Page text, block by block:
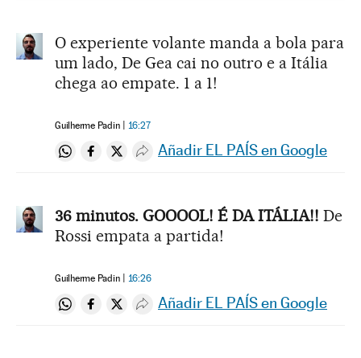
O experiente volante manda a bola para
um lado, De Gea cai no outro e a Itália
chega ao empate. 1 a 1!
Guilherme Padin 16:27
Compartir en Whatsapp
Compartir en Facebook
Compartir en Twitter
Desplegar Redes Sociales
Añadir EL PAÍS en Google
36 minutos. GOOOOL! É DA ITÁLIA!! De
Rossi empata a partida!
Guilherme Padin 16:26
Compartir en Whatsapp
Compartir en Facebook
Compartir en Twitter
Desplegar Redes Sociales
Añadir EL PAÍS en Google